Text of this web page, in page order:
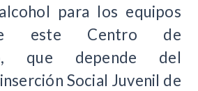
para los equipos
este Centro de
que depende del
Social Juvenil de